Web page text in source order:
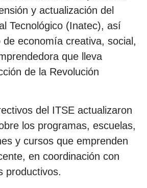
y actualización del
Tecnológico (Inatec), así
economía creativa, social,
que lleva
de la Revolución
del ITSE actualizaron
los programas, escuelas,
y cursos que emprenden
en coordinación con
productivos.